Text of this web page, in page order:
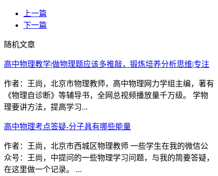
上一篇
下一篇
随机文章
高中物理教学|做物理题应该多推敲，锻炼培养分析思维|专注
作者：王尚，北京市物理教师，高中物理网力学组主编，著有
《物理自诊断》等辅导书，全网总视频播放量千万级。 学物
理要讲方法，提高学习...
高中物理考点答疑-分子具有哪些能量
作者：王尚，北京市西城区物理教师 一些学生在我的微信公
众号：王尚，中提问的一些物理学习问题，与我的简要答疑，
在这里做一个记录。 ...